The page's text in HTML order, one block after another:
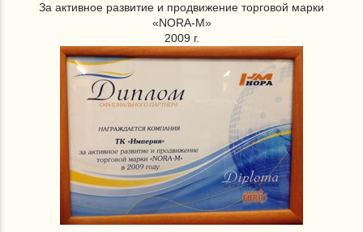
За активное развитие и продвижение торговой марки
«NORA-M»
2009 г.